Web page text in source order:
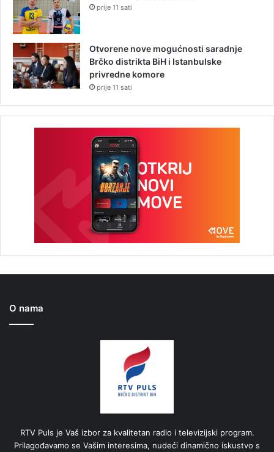
prije 11 sati
Otvorene nove mogućnosti saradnje
Brčko distrikta BiH i Istanbulske
privredne komore
prije 11 sati
O nama
RTV Puls je Vaš izbor za kvalitetan radio i televizijski program.
Prilagođavamo se Vašim interesima, nudeći dinamično iskustvo s